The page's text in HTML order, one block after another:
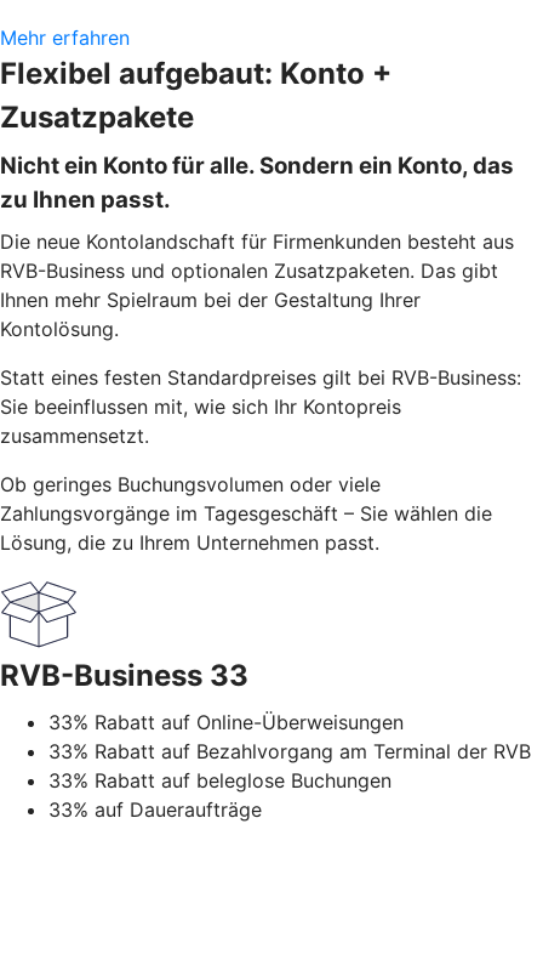
Mehr erfahren
Flexibel aufgebaut: Konto +
Zusatzpakete
Nicht ein Konto für alle. Sondern ein Konto, das
zu Ihnen passt.
Die neue Kontolandschaft für Firmenkunden besteht aus
RVB-Business und optionalen Zusatzpaketen. Das gibt
Ihnen mehr Spielraum bei der Gestaltung Ihrer
Kontolösung.
Statt eines festen Standardpreises gilt bei RVB-Business:
Sie beeinflussen mit, wie sich Ihr Kontopreis
zusammensetzt.
Ob geringes Buchungsvolumen oder viele
Zahlungsvorgänge im Tagesgeschäft – Sie wählen die
Lösung, die zu Ihrem Unternehmen passt.
RVB-Business 33
33% Rabatt auf Online-Überweisungen
33% Rabatt auf Bezahlvorgang am Terminal der RVB
33% Rabatt auf beleglose Buchungen
33% auf Daueraufträge